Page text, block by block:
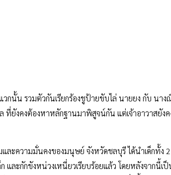
กนั้น รวมตัวกันเรียกร้องชูป้ายขับไล่ นายยง กับ นาง
ที่ยังคงต้องหาหลักฐานมาพิสูจน์กัน แต่เจ้าอาวาสยัง
ละความมั่นคงของมนุษย์ จังหวัดชลบุรี ได้นำเด็กทั้ง
และกักขังหน่วงเหนี่ยวเรียบร้อยแล้ว โดยหลังจากนี้